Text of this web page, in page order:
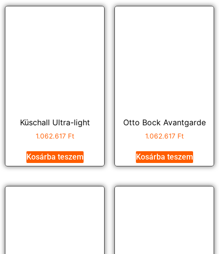
Küschall Ultra-light
1.062.617 Ft
Kosárba teszem
Otto Bock Avantgarde
1.062.617 Ft
Kosárba teszem